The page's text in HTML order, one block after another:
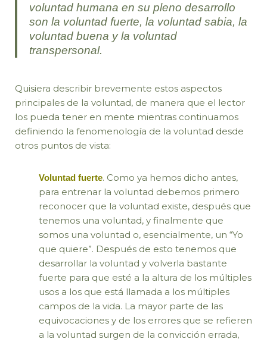
voluntad humana en su pleno desarrollo
son la voluntad fuerte, la voluntad sabia, la
voluntad buena y la voluntad
transpersonal.
Quisiera describir brevemente estos aspectos
principales de la voluntad, de manera que el lector
los pueda tener en mente mientras continuamos
definiendo la fenomenología de la voluntad desde
otros puntos de vista:
Voluntad fuerte. Como ya hemos dicho antes,
para entrenar la voluntad debemos primero
reconocer que la voluntad existe, después que
tenemos una voluntad, y finalmente que
somos una voluntad o, esencialmente, un “Yo
que quiere”. Después de esto tenemos que
desarrollar la voluntad y volverla bastante
fuerte para que esté a la altura de los múltiples
usos a los que está llamada a los múltiples
campos de la vida. La mayor parte de las
equivocaciones y de los errores que se refieren
a la voluntad surgen de la convicción errada,